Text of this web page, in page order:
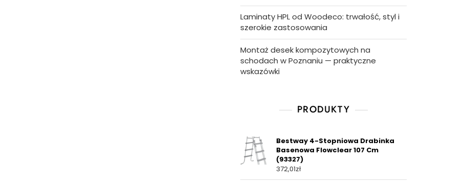
Laminaty HPL od Woodeco: trwałość, styl i
szerokie zastosowania
Montaż desek kompozytowych na
schodach w Poznaniu — praktyczne
wskazówki
PRODUKTY
Bestway 4-Stopniowa Drabinka
Basenowa Flowclear 107 Cm
(93327)
372,01zł